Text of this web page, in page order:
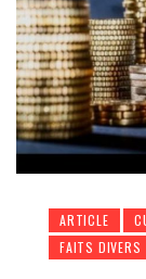
ARTICLE
FAITS DIVERS